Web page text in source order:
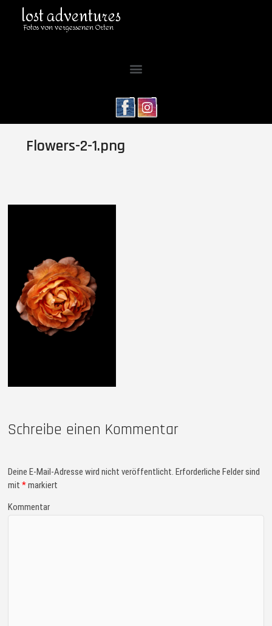
lost adventures
Fotos von vergessenen Orten
Flowers-2-1.png
Schreibe einen Kommentar
Deine E-Mail-Adresse wird nicht veröffentlicht. Erforderliche Felder sind
mit*markiert
Kommentar